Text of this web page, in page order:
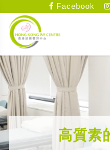
Facebook
高質素